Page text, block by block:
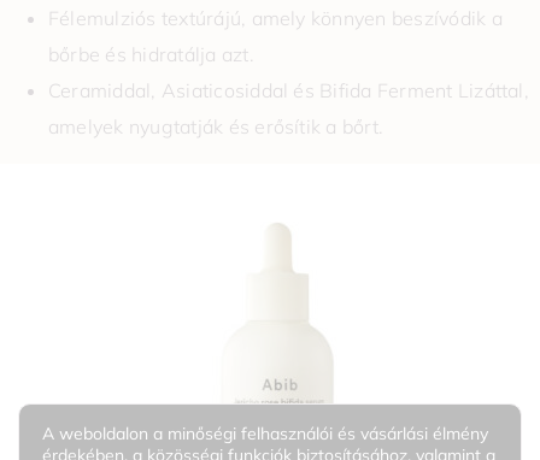
Félemulziós textúrájú, amely könnyen beszívódik a
bőrbe és hidratálja azt.
Ceramiddal, Asiaticosiddal és Bifida Ferment Lizáttal,
amelyek nyugtatják és erősítik a bőrt.
A weboldalon a minőségi felhasználói és vásárlási élmény
érdekében, a közösségi funkciók biztosításához, valamint a